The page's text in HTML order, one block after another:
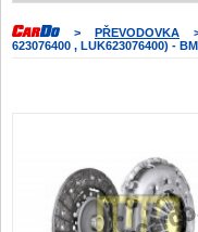
> PŘEVODOVKA
623076400 , LUK623076400) -